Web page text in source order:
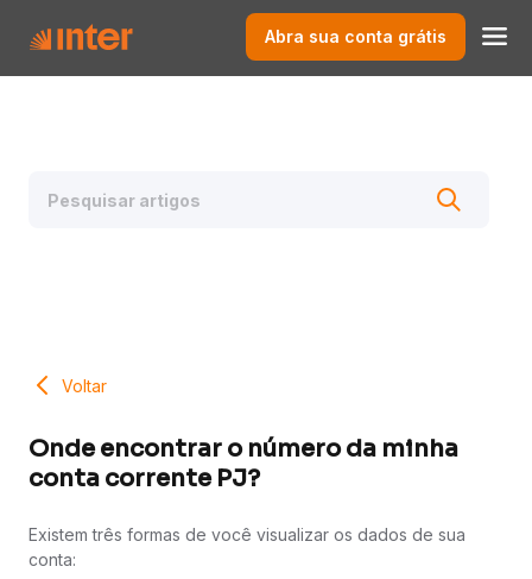
Abra sua conta grátis
Voltar
Onde encontrar o número da minha
conta corrente PJ?
Existem três formas de você visualizar os dados de sua
conta: